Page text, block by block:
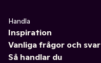
Handla
Inspiration
Vanliga frågor och svar
Så handlar du